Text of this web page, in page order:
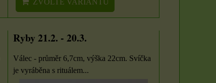
ZVOLTE VARIANTU
Ryby 21.2. - 20.3.
Válec - průměr 6,7cm, výška 22cm. Svíčka
je vyráběna s rituálem...